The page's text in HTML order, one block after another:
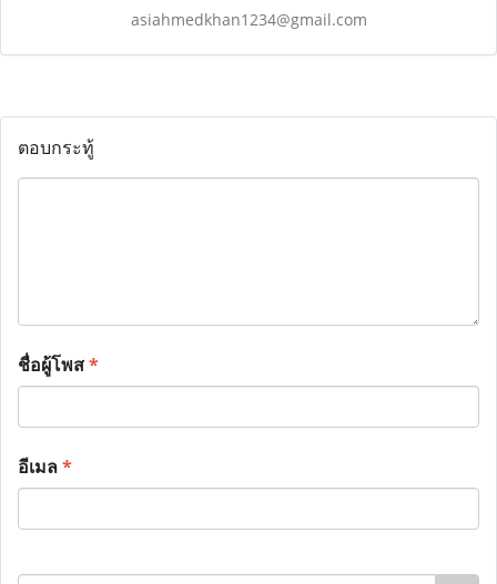
asiahmedkhan1234@gmail.com
ตอบกระทู้
ชื่อผู้โพส*
อีเมล*